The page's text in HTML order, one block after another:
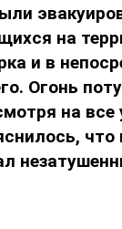
на
и в
Огонь
на все
что